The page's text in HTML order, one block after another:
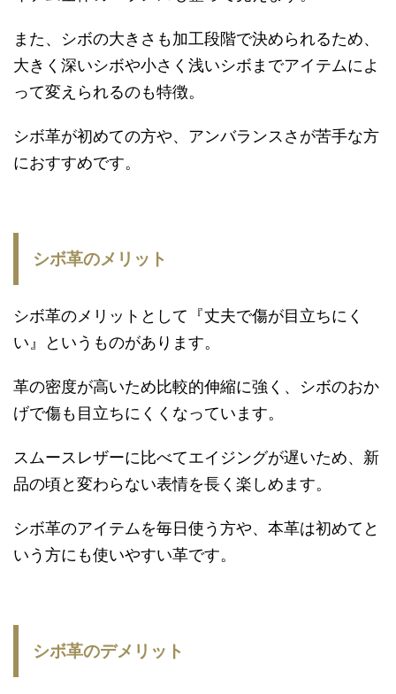
また、シボの大きさも加工段階で決められるため、
大きく深いシボや小さく浅いシボまでアイテムによ
って変えられるのも特徴。
シボ革が初めての方や、アンバランスさが苦手な方
におすすめです。
シボ革のメリット
シボ革のメリットとして『丈夫で傷が目立ちにく
い』というものがあります。
革の密度が高いため比較的伸縮に強く、シボのおか
げで傷も目立ちにくくなっています。
スムースレザーに比べてエイジングが遅いため、新
品の頃と変わらない表情を長く楽しめます。
シボ革のアイテムを毎日使う方や、本革は初めてと
いう方にも使いやすい革です。
シボ革のデメリット